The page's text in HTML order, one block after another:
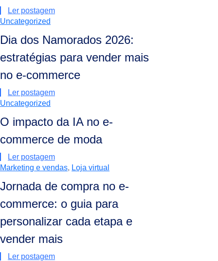
Ler postagem
Uncategorized
Dia dos Namorados 2026:
estratégias para vender mais
no e-commerce
Ler postagem
Uncategorized
O impacto da IA no e-
commerce de moda
Ler postagem
Marketing e vendas, Loja virtual
Jornada de compra no e-
commerce: o guia para
personalizar cada etapa e
vender mais
Ler postagem